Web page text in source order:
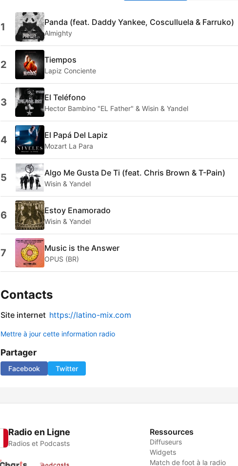
1 Panda (feat. Daddy Yankee, Cosculluela & Farruko)
Almighty
2 Tiempos
Lapiz Conciente
3 El Teléfono
Hector Bambino "EL Father" & Wisin & Yandel
4 El Papá Del Lapiz
Mozart La Para
5 Algo Me Gusta De Ti (feat. Chris Brown & T-Pain)
Wisin & Yandel
6 Estoy Enamorado
Wisin & Yandel
7 Music is the Answer
OPUS (BR)
Contacts
Site internet https://latino-mix.com
Mettre à jour cette information radio
Partager
Facebook Twitter
Radio en Ligne
Radios et Podcasts
Ressources
Diffuseurs
Widgets
Match de foot à la radio